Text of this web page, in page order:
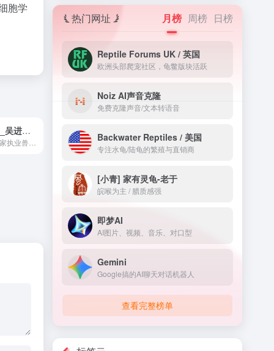
胞学
萍老师
热门网址 月榜 周榜 日榜
Reptile Forums UK / 英国
欧洲头部爬宠社区，龟鳖版块活跃
Noiz AI声音克隆
免费克隆声音/文本转语音
Backwater Reptiles / 美国
专注水龟/陆龟的繁殖与直销商
[小青] 家有灵龟-老于
皖喉为主 / 腊质感强
即梦AI
AI图片、视频、音乐、对口型
Gemini
Google搞的AI聊天对话机器人
查看完整榜单